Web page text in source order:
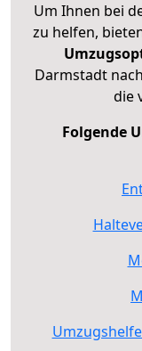
Um Ihnen bei
zu helfen,
Darmstadt
die
Folgende